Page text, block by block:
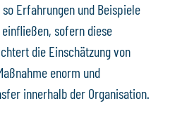
Erfahrungen und Beispiele
sofern diese
die Einschätzung von
enorm und
innerhalb der Organisation.